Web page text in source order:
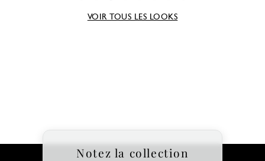
VOIR TOUS LES LOOKS
Notez la collection